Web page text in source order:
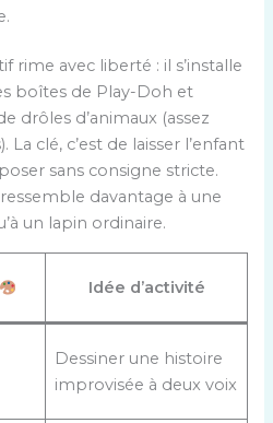
rime avec liberté : il s’installe
boîtes de Play-Doh et
drôles d’animaux (assez
clé, c’est de laisser l’enfant
sans consigne stricte.
davantage à une
un lapin ordinaire.
Idée d’activité
Dessiner une histoire
improvisée à deux voix